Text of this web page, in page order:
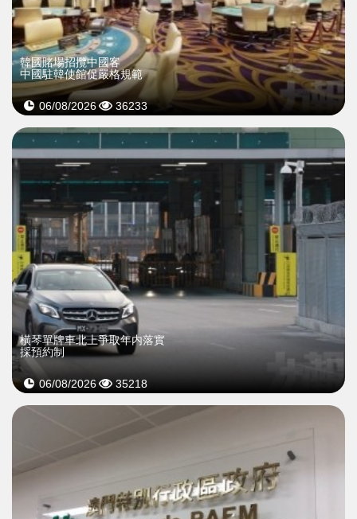
韓國賭場招攬中國客
中國駐韓使館促嚴格規範
06/08/2026 36233
橫琴單牌車北上爭取年内落實
採預約制
06/08/2026 35218